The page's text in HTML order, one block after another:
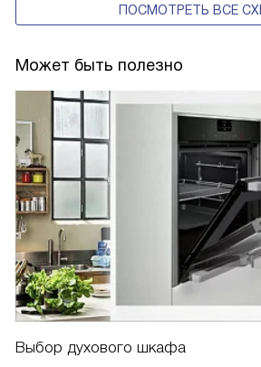
ПОСМОТРЕТЬ ВСЕ
Может быть полезно
Выбор духового шкафа